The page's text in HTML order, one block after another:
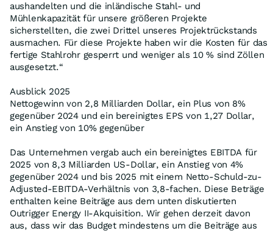
aushandelten und die inländische Stahl- und
Mühlenkapazität für unsere größeren Projekte
sicherstellten, die zwei Drittel unseres Projektrückstands
ausmachen. Für diese Projekte haben wir die Kosten für das
fertige Stahlrohr gesperrt und weniger als 10 % sind Zöllen
ausgesetzt.“
Ausblick 2025
Nettogewinn von 2,8 Milliarden Dollar, ein Plus von 8%
gegenüber 2024 und ein bereinigtes EPS von 1,27 Dollar,
ein Anstieg von 10% gegenüber
Das Unternehmen vergab auch ein bereinigtes EBITDA für
2025 von 8,3 Milliarden US-Dollar, ein Anstieg von 4%
gegenüber 2024 und bis 2025 mit einem Netto-Schuld-zu-
Adjusted-EBITDA-Verhältnis von 3,8-fachen. Diese Beträge
enthalten keine Beiträge aus dem unten diskutierten
Outrigger Energy II-Akquisition. Wir gehen derzeit davon
aus, dass wir das Budget mindestens um die Beiträge aus